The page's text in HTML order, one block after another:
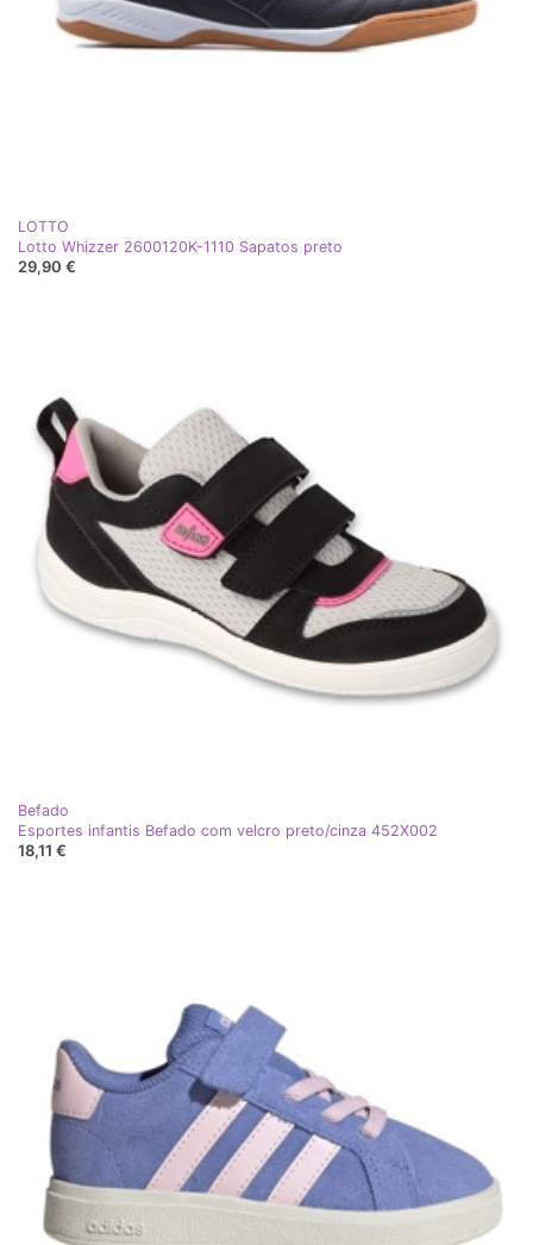
LOTTO
Lotto Whizzer 2600120K-1110 Sapatos preto
29,90 €
Befado
Esportes infantis Befado com velcro preto/cinza 452X002
18,11 €